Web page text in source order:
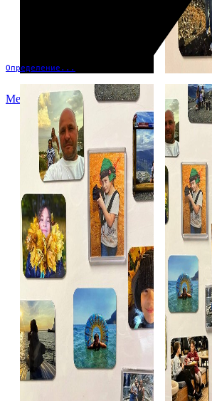
Определение...
Меню